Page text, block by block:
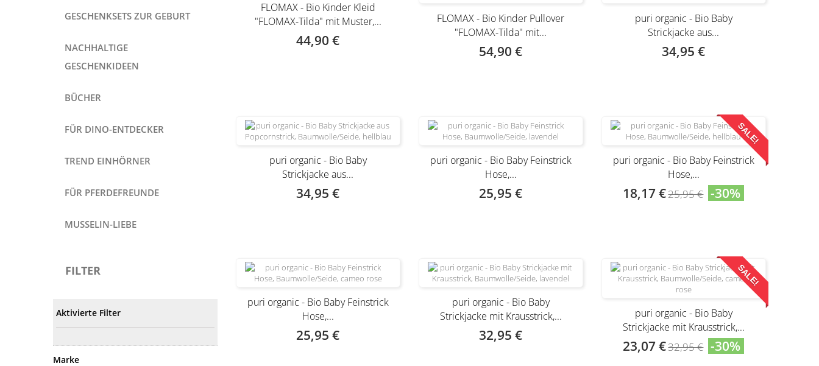
GESCHENKSETS ZUR GEBURT
NACHHALTIGE
GESCHENKIDEEN
BÜCHER
FÜR DINO-ENTDECKER
TREND EINHÖRNER
FÜR PFERDEFREUNDE
MUSSELIN-LIEBE
FILTER
Aktivierte Filter
Marke
FLOMAX - Bio Kinder Kleid
"FLOMAX-Tilda" mit Muster,...
44,90 €
FLOMAX - Bio Kinder Pullover
"FLOMAX-Tilda" mit...
54,90 €
puri organic - Bio Baby
Strickjacke aus...
34,95 €
puri organic - Bio Baby
Strickjacke aus...
34,95 €
puri organic - Bio Baby Feinstrick
Hose,...
25,95 €
SALE!
puri organic - Bio Baby Feinstrick
Hose,...
18,17 €25,95 € -30%
puri organic - Bio Baby Feinstrick
Hose,...
25,95 €
puri organic - Bio Baby
Strickjacke mit Krausstrick,...
32,95 €
SALE!
puri organic - Bio Baby
Strickjacke mit Krausstrick,...
23,07 €32,95 € -30%